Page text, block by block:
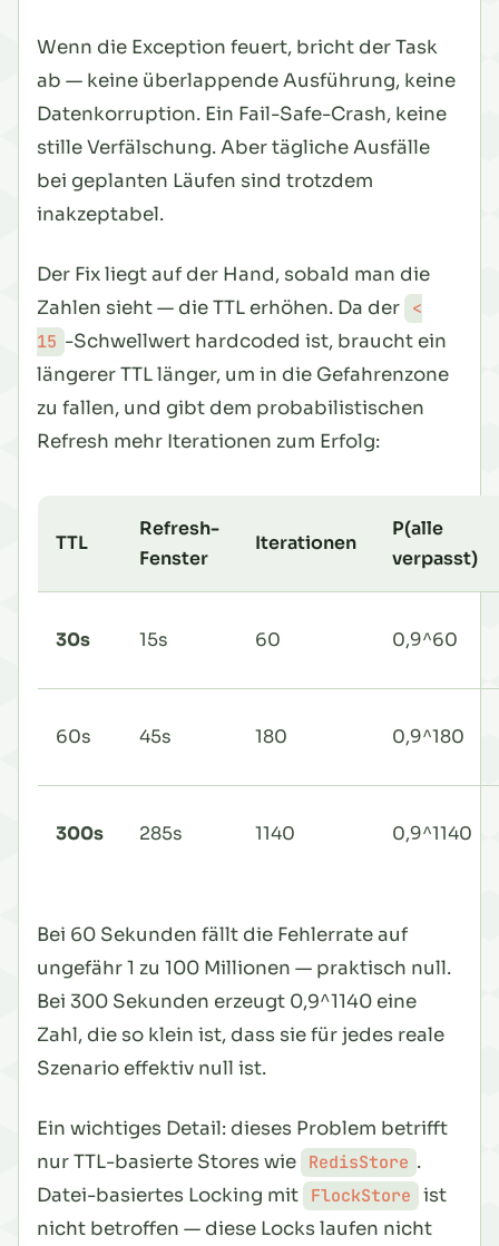
Wenn die Exception feuert, bricht der Task
ab — keine überlappende Ausführung, keine
Datenkorruption. Ein Fail-Safe-Crash, keine
stille Verfälschung. Aber tägliche Ausfälle
bei geplanten Läufen sind trotzdem
inakzeptabel.
Der Fix liegt auf der Hand, sobald man die
Zahlen sieht — die TTL erhöhen. Da der <
15 -Schwellwert hardcoded ist, braucht ein
längerer TTL länger, um in die Gefahrenzone
zu fallen, und gibt dem probabilistischen
Refresh mehr Iterationen zum Erfolg:
TTL
Refresh-
Fenster
Iterationen
P(alle
verpasst)
30s 15s 60 0,9^60
60s 45s 180 0,9^180
300s 285s 1140 0,9^1140
Bei 60 Sekunden fällt die Fehlerrate auf
ungefähr 1 zu 100 Millionen — praktisch null.
Bei 300 Sekunden erzeugt 0,9^1140 eine
Zahl, die so klein ist, dass sie für jedes reale
Szenario effektiv null ist.
Ein wichtiges Detail: dieses Problem betrifft
nurTTL-basierte Stores wie RedisStore .
Datei-basiertes Locking mit FlockStore ist
nicht betroffen — diese Locks laufen nicht